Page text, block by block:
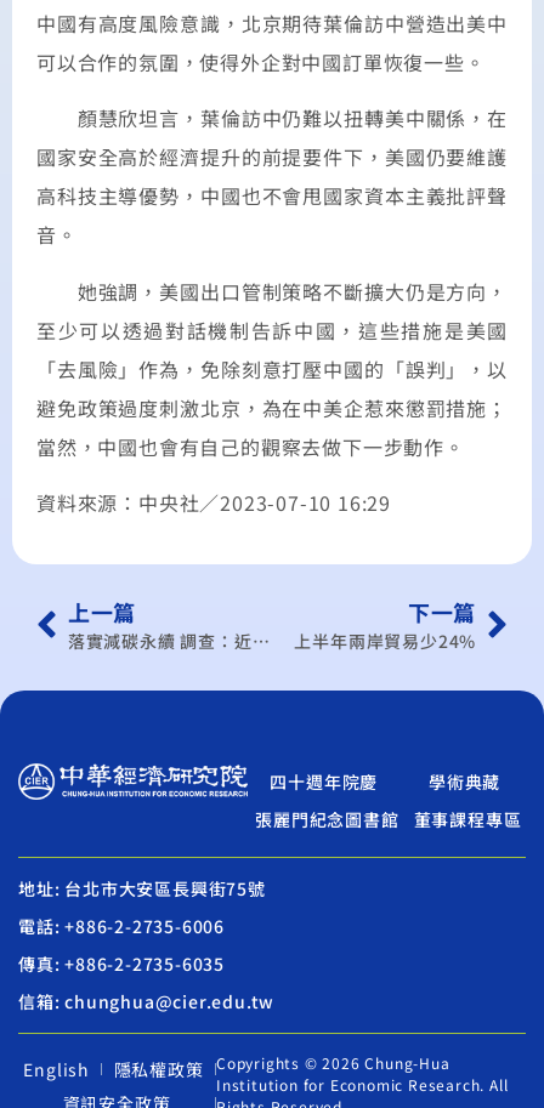
中國有高度風險意識，北京期待葉倫訪中營造出美中
可以合作的氛圍，使得外企對中國訂單恢復一些。
顏慧欣坦言，葉倫訪中仍難以扭轉美中關係，在
國家安全高於經濟提升的前提要件下，美國仍要維護
高科技主導優勢，中國也不會甩國家資本主義批評聲
音。
她強調，美國出口管制策略不斷擴大仍是方向，
至少可以透過對話機制告訴中國，這些措施是美國
「去風險」作為，免除刻意打壓中國的「誤判」，以
避免政策過度刺激北京，為在中美企惹來懲罰措施；
當然，中國也會有自己的觀察去做下一步動作。
資料來源：中央社／2023-07-10 16:29
上一篇
落實減碳永續 調查：近5成內需業者說了真心話
下一篇
上半年兩岸貿易少24%
四十週年院慶
學術典藏
張麗門紀念圖書館
董事課程專區
地址: 台北市大安區長興街75號
電話: +886-2-2735-6006
傳真: +886-2-2735-6035
信箱: chunghua@cier.edu.tw
English
隱私權政策
資訊安全政策
Copyrights © 2026 Chung-Hua
Institution for Economic Research. All